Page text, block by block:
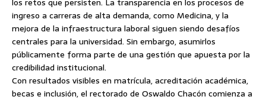
ingreso a carreras de alta demanda, como Medicina, y la
mejora de la infraestructura laboral siguen siendo desafíos
centrales para la universidad. Sin embargo, asumirlos
públicamente forma parte de una gestión que apuesta por la
credibilidad institucional.
Con resultados visibles en matrícula, acreditación académica,
becas e inclusión, el rectorado de Oswaldo Chacón comienza a